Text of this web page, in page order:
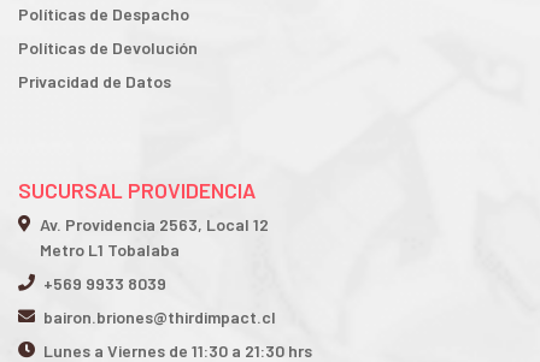
Políticas de Despacho
Políticas de Devolución
Privacidad de Datos
SUCURSAL PROVIDENCIA
Av. Providencia 2563, Local 12
Metro L1 Tobalaba
+569 9933 8039
bairon.briones@thirdimpact.cl
Lunes a Viernes de 11:30 a 21:30 hrs